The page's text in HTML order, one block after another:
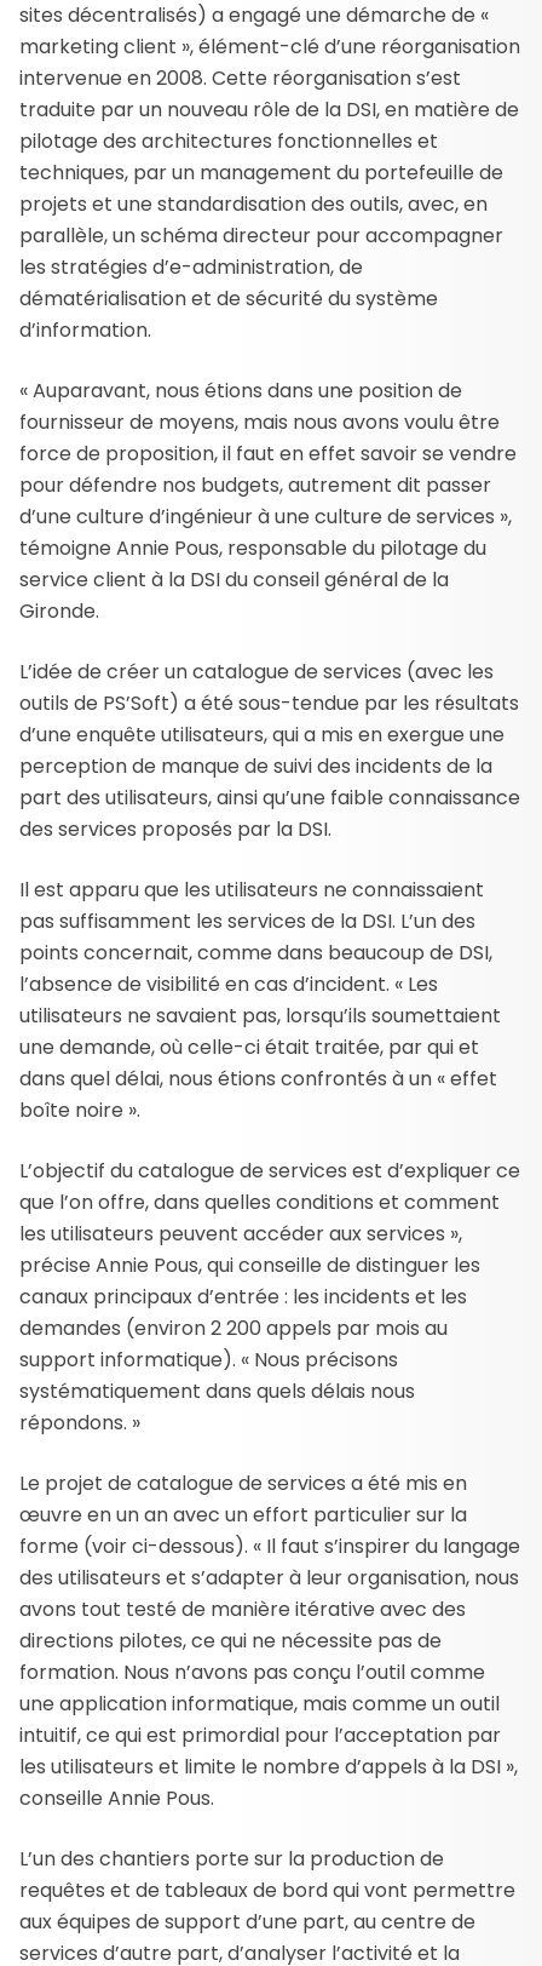
sites décentralisés) a engagé une démarche de «
marketing client », élément-clé d’une réorganisation
intervenue en 2008. Cette réorganisation s’est
traduite par un nouveau rôle de la DSI, en matière de
pilotage des architectures fonctionnelles et
techniques, par un management du portefeuille de
projets et une standardisation des outils, avec, en
parallèle, un schéma directeur pour accompagner
les stratégies d’e-administration, de
dématérialisation et de sécurité du système
d’information.
« Auparavant, nous étions dans une position de
fournisseur de moyens, mais nous avons voulu être
force de proposition, il faut en effet savoir se vendre
pour défendre nos budgets, autrement dit passer
d’une culture d’ingénieur à une culture de services »,
témoigne Annie Pous, responsable du pilotage du
service client à la DSI du conseil général de la
Gironde.
L’idée de créer un catalogue de services (avec les
outils de PS’Soft) a été sous-tendue par les résultats
d’une enquête utilisateurs, qui a mis en exergue une
perception de manque de suivi des incidents de la
part des utilisateurs, ainsi qu’une faible connaissance
des services proposés par la DSI.
Il est apparu que les utilisateurs ne connaissaient
pas suffisamment les services de la DSI. L’un des
points concernait, comme dans beaucoup de DSI,
l’absence de visibilité en cas d’incident. « Les
utilisateurs ne savaient pas, lorsqu’ils soumettaient
une demande, où celle-ci était traitée, par qui et
dans quel délai, nous étions confrontés à un « effet
boîte noire ».
L’objectif du catalogue de services est d’expliquer ce
que l’on offre, dans quelles conditions et comment
les utilisateurs peuvent accéder aux services »,
précise Annie Pous, qui conseille de distinguer les
canaux principaux d’entrée : les incidents et les
demandes (environ 2 200 appels par mois au
support informatique). « Nous précisons
systématiquement dans quels délais nous
répondons. »
Le projet de catalogue de services a été mis en
œuvre en un an avec un effort particulier sur la
forme (voir ci-dessous). « Il faut s’inspirer du langage
des utilisateurs et s’adapter à leur organisation, nous
avons tout testé de manière itérative avec des
directions pilotes, ce qui ne nécessite pas de
formation. Nous n’avons pas conçu l’outil comme
une application informatique, mais comme un outil
intuitif, ce qui est primordial pour l’acceptation par
les utilisateurs et limite le nombre d’appels à la DSI »,
conseille Annie Pous.
L’un des chantiers porte sur la production de
requêtes et de tableaux de bord qui vont permettre
aux équipes de support d’une part, au centre de
services d’autre part, d’analyser l’activité et la